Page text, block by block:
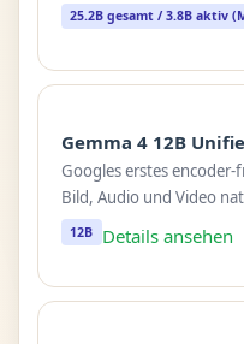
25.2B gesamt / 3.8B aktiv
Gemma 4 12B
Googles erstes encoder-
Bild, Audio und Video
12B Details ansehen